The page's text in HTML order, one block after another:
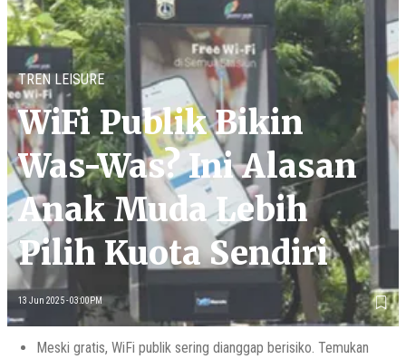
TREN LEISURE
WiFi Publik Bikin
Was-Was? Ini Alasan
Anak Muda Lebih
Pilih Kuota Sendiri
13 Jun 2025 - 03:00PM
Meski gratis, WiFi publik sering dianggap berisiko. Temukan